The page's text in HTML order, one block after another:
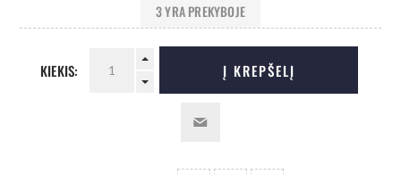
3 YRA PREKYBOJE
KIEKIS: Į KREPŠELĮ